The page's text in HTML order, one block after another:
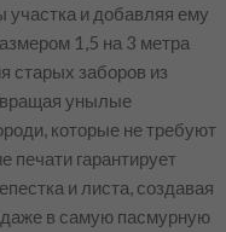
участка и добавляя ему
1,5 на 3 метра
старых заборов из
унылые
которые не требуют
печати гарантирует
и листа, создавая
в самую пасмурную